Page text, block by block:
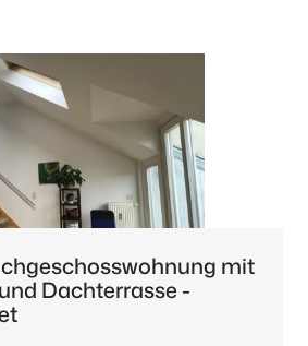
mit
Dachterrasse -